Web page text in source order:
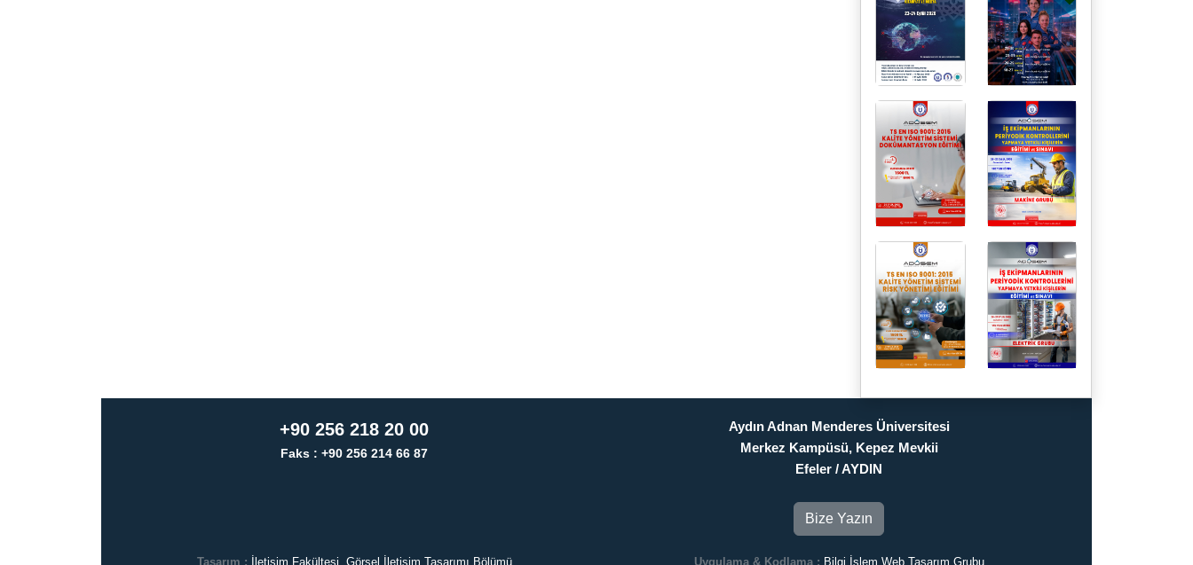
+90 256 218 20 00
Faks : +90 256 214 66 87
Aydın Adnan Menderes Üniversitesi
Merkez Kampüsü, Kepez Mevkii
Efeler / AYDIN
Bize Yazın
Tasarım : İletişim Fakültesi, Görsel İletişim Tasarımı Bölümü Uygulama & Kodlama : Bilgi İşlem Web Tasarım Grubu